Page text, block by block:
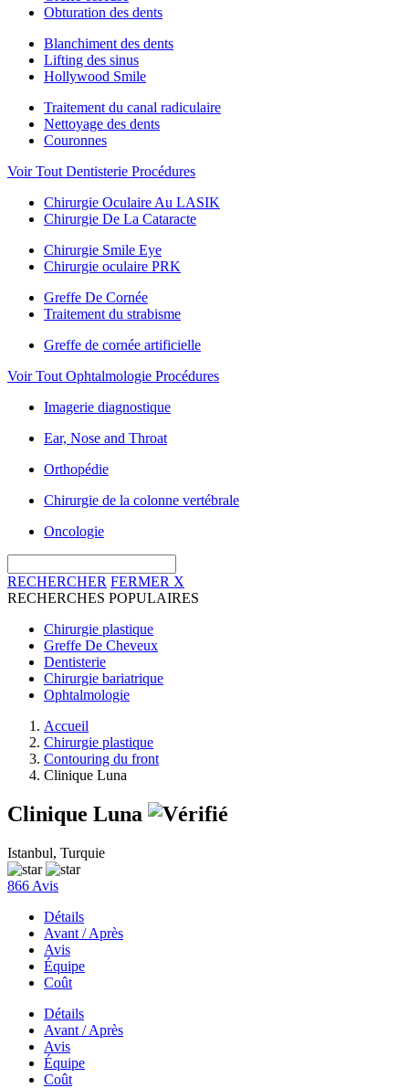
Obturation des dents
Blanchiment des dents
Lifting des sinus
Hollywood Smile
Traitement du canal radiculaire
Nettoyage des dents
Couronnes
Voir Tout Dentisterie Procédures
Chirurgie Oculaire Au LASIK
Chirurgie De La Cataracte
Chirurgie Smile Eye
Chirurgie oculaire PRK
Greffe De Cornée
Traitement du strabisme
Greffe de cornée artificielle
Voir Tout Ophtalmologie Procédures
Imagerie diagnostique
Ear, Nose and Throat
Orthopédie
Chirurgie de la colonne vertébrale
Oncologie
RECHERCHER FERMER X
RECHERCHES POPULAIRES
Chirurgie plastique
Greffe De Cheveux
Dentisterie
Chirurgie bariatrique
Ophtalmologie
Accueil
Chirurgie plastique
Contouring du front
Clinique Luna
Clinique Luna
Istanbul, Turquie
866 Avis
Détails
Avant / Après
Avis
Équipe
Coût
Détails
Avant / Après
Avis
Équipe
Coût